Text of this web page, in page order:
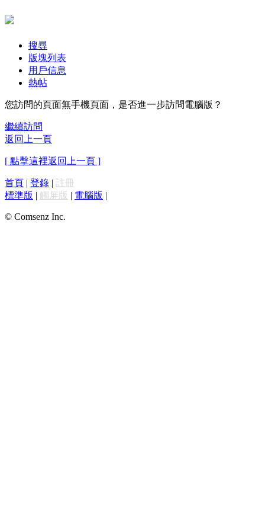
搜尋
版塊列表
用戶信息
熱帖
您訪問的頁面無手機頁面，是否進一步訪問電腦版？
繼續訪問
返回上一頁
[ 點擊這裡返回上一頁 ]
首頁 | 登錄 | 註冊
標準版 | 觸屏版 | 電腦版 |
© Comsenz Inc.